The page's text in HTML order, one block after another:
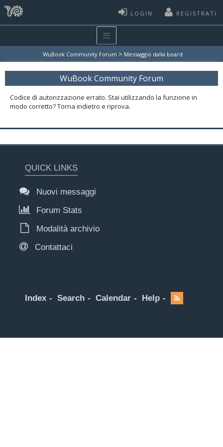
LOGIN REGISTRATI
WuBook Community Forum > Messaggio dalla board
WuBook Community Forum
Codice di autorizzazione errato. Stai utilizzando la funzione in
modo corretto? Torna indietro e riprova.
QUICK LINKS
Nuovi messaggi
Forum Stats
Modalità archivio
Contattaci
Index Search Calendar Help